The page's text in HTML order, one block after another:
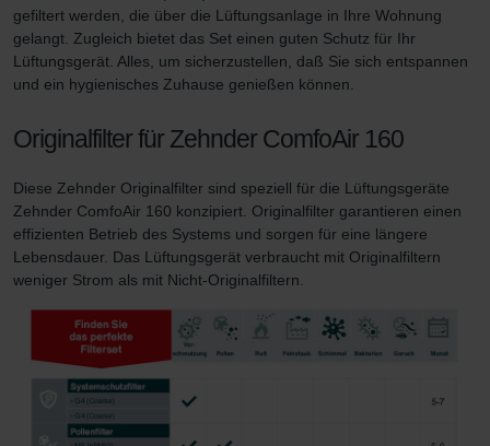
Zehnder Group İç Mekan İklimlendirme Sanayi ve Ticaret
Limitet Şirketi: Web Sitesi Çerezleri
Zehnder Group Nederland bv: Privacyverklaringen
Zehnder Group Sales International: Privacy Policy
Zehnder Polska Sp. z o.o.: Oświadczenie o ochronie
Zehnder Group UK Limited: Privacy Policy
Zehnder Group Deutschland GmbH
gefiltert werden, die über die Lüftungsanlage in Ihre Wohnung
gelangt. Zugleich bietet das Set einen guten Schutz für Ihr
Lüftungsgerät. Alles, um sicherzustellen, daß Sie sich entspannen
und ein hygienisches Zuhause genießen können.
Originalfilter für Zehnder ComfoAir 160
Diese Zehnder Originalfilter sind speziell für die Lüftungsgeräte
Zehnder ComfoAir 160 konzipiert. Originalfilter garantieren einen
effizienten Betrieb des Systems und sorgen für eine längere
Lebensdauer. Das Lüftungsgerät verbraucht mit Originalfiltern
weniger Strom als mit Nicht-Originalfiltern.